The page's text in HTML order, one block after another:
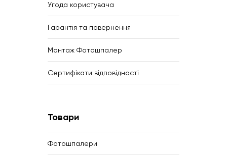
Угода користувача
Гарантія та повернення
Монтаж Фотошпалер
Сертифікати відповідності
Товари
Фотошпалери